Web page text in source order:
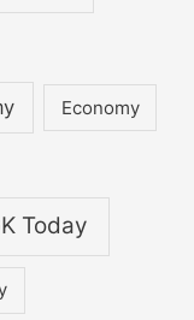
Economy
Today